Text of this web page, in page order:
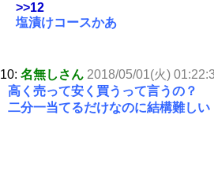
>>12
塩漬けコースかあ
10: 名無しさん 2018/05/01(火)
高く売って安く買うって言うの？
二分一当てるだけなのに結構難しい